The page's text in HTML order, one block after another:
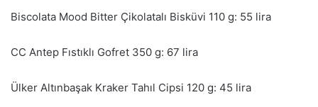
Biscolata Mood Bitter Çikolatalı Bisküvi 110 g: 55 lira
CC Antep Fıstıklı Gofret 350 g: 67 lira
Ülker Altınbaşak Kraker Tahıl Cipsi 120 g: 45 lira